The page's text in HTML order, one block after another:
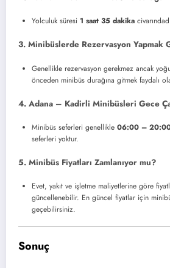
Yolculuk süresi 1 saat 35 dakika
3. Minibüslerde Rezervasyon Yapmak
Genellikle rezervasyon gerekmez ancak
önceden minibüs durağına gitmek faydalı
4. Adana – Kadirli Minibüsleri Gece
Minibüs seferleri genellikle 06:00 –
seferleri yoktur.
5. Minibüs Fiyatları Zamlanıyor mu?
Evet, yakıt ve işletme maliyetlerine göre
güncellenebilir. En güncel fiyatlar için
geçebilirsiniz.
Sonuç